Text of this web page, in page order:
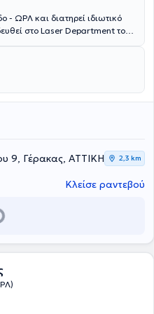
- ΩΡΛ και διατηρεί ιδιωτικό
στο Laser Department του
Γενικού Νοσοκομείου Αθηνών
Παίδων Πεντέλης και του
Πειραιά "Μεταξά". Πέραν του
με το Νοσοκομείο
προσφέρει πλήθος
για τις
9, Γέρακας, ΑΤΤΙΚΗ 2,3 km
Κλείσε ραντεβού